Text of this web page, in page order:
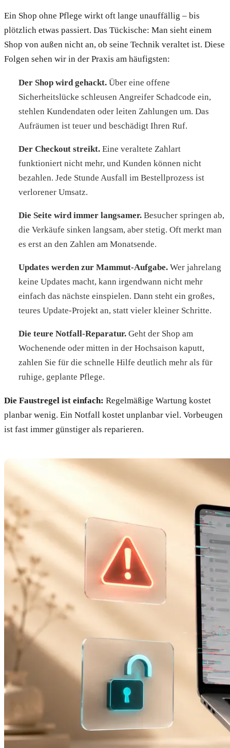
Ein Shop ohne Pflege wirkt oft lange unauffällig – bis
plötzlich etwas passiert. Das Tückische: Man sieht einem
Shop von außen nicht an, ob seine Technik veraltet ist. Diese
Folgen sehen wir in der Praxis am häufigsten:
Der Shop wird gehackt. Über eine offene
Sicherheitslücke schleusen Angreifer Schadcode ein,
stehlen Kundendaten oder leiten Zahlungen um. Das
Aufräumen ist teuer und beschädigt Ihren Ruf.
Der Checkout streikt. Eine veraltete Zahlart
funktioniert nicht mehr, und Kunden können nicht
bezahlen. Jede Stunde Ausfall im Bestellprozess ist
verlorener Umsatz.
Die Seite wird immer langsamer. Besucher springen ab,
die Verkäufe sinken langsam, aber stetig. Oft merkt man
es erst an den Zahlen am Monatsende.
Updates werden zur Mammut-Aufgabe. Wer jahrelang
keine Updates macht, kann irgendwann nicht mehr
einfach das nächste einspielen. Dann steht ein großes,
teures Update-Projekt an, statt vieler kleiner Schritte.
Die teure Notfall-Reparatur. Geht der Shop am
Wochenende oder mitten in der Hochsaison kaputt,
zahlen Sie für die schnelle Hilfe deutlich mehr als für
ruhige, geplante Pflege.
Die Faustregel ist einfach: Regelmäßige Wartung kostet
planbar wenig. Ein Notfall kostet unplanbar viel. Vorbeugen
ist fast immer günstiger als reparieren.